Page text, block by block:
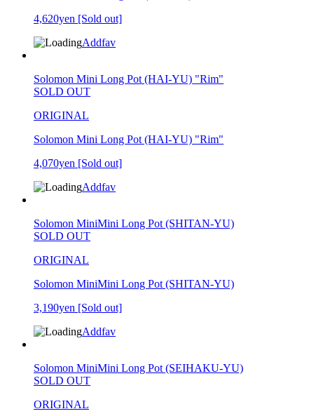
4,620yen [Sold out]
Addfav
Solomon Mini Long Pot (HAI-YU) "Rim"
SOLD OUT
ORIGINAL
Solomon Mini Long Pot (HAI-YU) "Rim"
4,070yen [Sold out]
Addfav
Solomon MiniMini Long Pot (SHITAN-YU)
SOLD OUT
ORIGINAL
Solomon MiniMini Long Pot (SHITAN-YU)
3,190yen [Sold out]
Addfav
Solomon MiniMini Long Pot (SEIHAKU-YU)
SOLD OUT
ORIGINAL